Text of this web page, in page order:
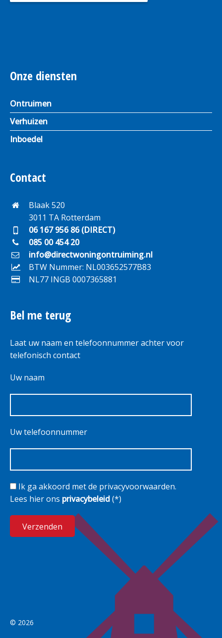
Onze diensten
Ontruimen
Verhuizen
Inboedel
Contact
Blaak 520
3011 TA Rotterdam
06 167 956 86 (DIRECT)
085 00 454 20
info@directwoningontruiming.nl
BTW Nummer: NL003652577B83
NL77 INGB 0007365881
Bel me terug
Laat uw naam en telefoonnummer achter voor
telefonisch contact
Uw naam
Uw telefoonnummer
Ik ga akkoord met de privacyvoorwaarden.
Lees hier ons privacybeleid(*)
© 2026